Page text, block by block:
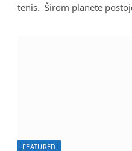
tenis. Širom planete
FEATURED